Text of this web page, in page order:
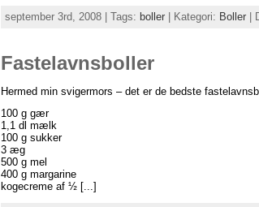
september 3rd, 2008 | Tags: boller| Kategori: Boller|
Fastelavnsboller
Hermed min svigermors – det er de bedste
100 g gær
1,1 dl mælk
100 g sukker
3 æg
500 g mel
400 g margarine
kogecreme af ½ [...]